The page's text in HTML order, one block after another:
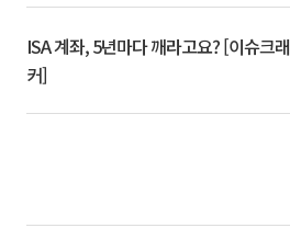
ISA 계좌, 5년마다 깨라고요? [이슈크래
커]